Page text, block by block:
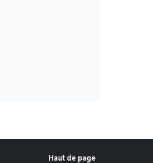
Haut de page